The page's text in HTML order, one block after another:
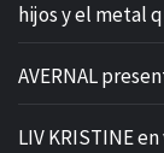
hijos y el metal
AVERNAL
LIV KRISTINE